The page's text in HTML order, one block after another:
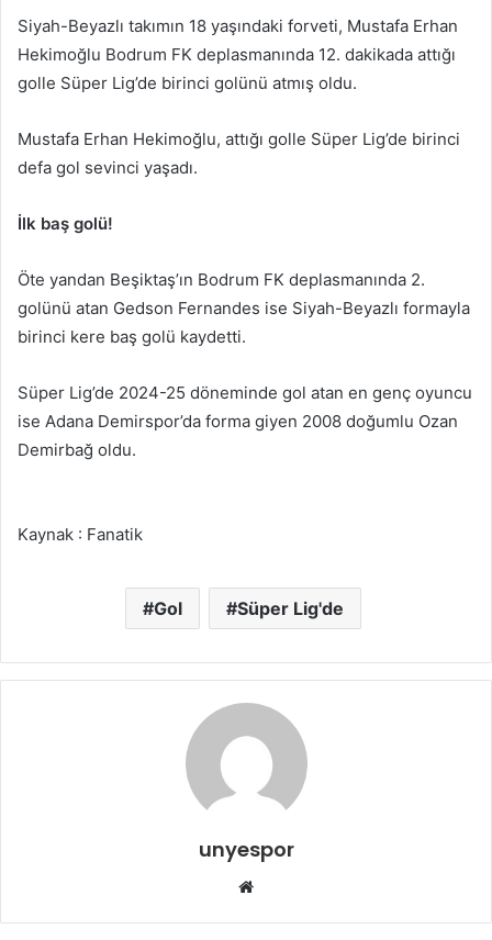
Siyah-Beyazlı takımın 18 yaşındaki forveti, Mustafa Erhan
Hekimoğlu Bodrum FK deplasmanında 12. dakikada attığı
golle Süper Lig’de birinci golünü atmış oldu.
Mustafa Erhan Hekimoğlu, attığı golle Süper Lig’de birinci
defa gol sevinci yaşadı.
İlk baş golü!
Öte yandan Beşiktaş’ın Bodrum FK deplasmanında 2.
golünü atan Gedson Fernandes ise Siyah-Beyazlı formayla
birinci kere baş golü kaydetti.
Süper Lig’de 2024-25 döneminde gol atan en genç oyuncu
ise Adana Demirspor’da forma giyen 2008 doğumlu Ozan
Demirbağ oldu.
Kaynak : Fanatik
Gol Süper Lig'de
unyespor
Web